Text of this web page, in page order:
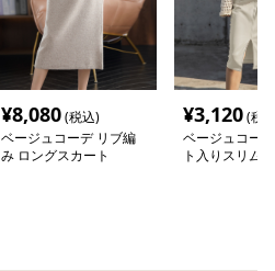
¥8,080(税込)
ベージュコーデ リブ編
み ロングスカート
¥3,120(税
ベージュコー
ト入りスリム